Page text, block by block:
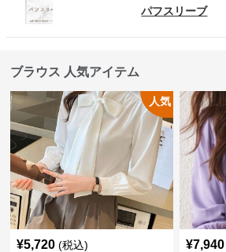
パフスリーブ
ブラウス 人気アイテム
人気
¥5,720 (税込) ¥7,940